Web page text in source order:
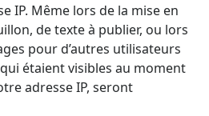
IP. Même lors de la mise en
de texte à publier, ou lors
pour d’autres utilisateurs
étaient visibles au moment
adresse IP, seront